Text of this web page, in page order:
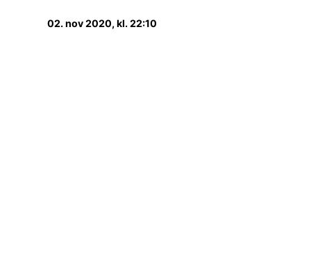
02. nov 2020, kl. 22:10